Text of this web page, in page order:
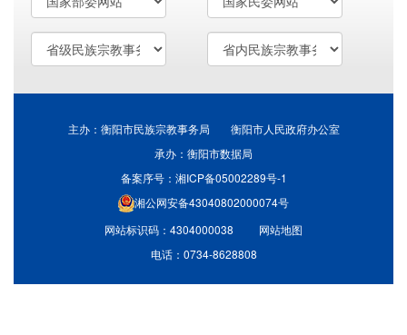
主办：衡阳市民族宗教事务局 衡阳市人民政府办公室
承办：衡阳市数据局
备案序号：湘ICP备05002289号-1
湘公网安备43040802000074号
网站标识码：4304000038
网站地图
电话：0734-8628808